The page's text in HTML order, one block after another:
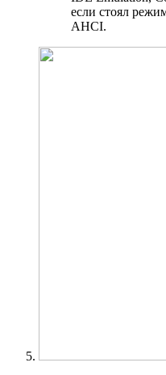
если стоял
AHCI.